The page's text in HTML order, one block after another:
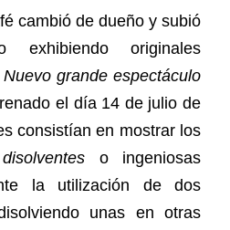
cambió de dueño y subió
exhibiendo originales
Nuevo grande espectáculo
el día 14 de julio de
consistían en mostrar los
o ingeniosas
la utilización de dos
unas en otras